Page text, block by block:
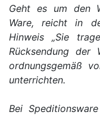
Geht es um den
Ware, reicht in
Hinweis „Sie
Rücksendung der
ordnungsgemäß
unterrichten.
Bei